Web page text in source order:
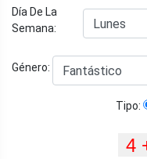
Día De La
Semana:
Género:
Tipo: